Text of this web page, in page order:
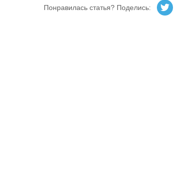
Понравилась статья? Поделись: